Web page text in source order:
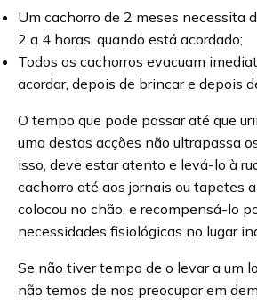
Um cachorro de 2 meses necessita
2 a 4 horas, quando está acordado;
Todos os cachorros evacuam
acordar, depois de brincar e depois
O tempo que pode passar até que
uma destas acções não ultrapassa
isso, deve estar atento e levá-lo à
cachorro até aos jornais ou tapetes
colocou no chão, e recompensá-lo
necessidades fisiológicas no lugar
Se não tiver tempo de o levar a um
não temos de nos preocupar em